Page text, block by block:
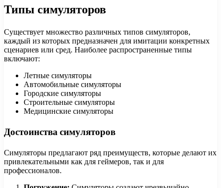
Типы симуляторов
Существует множество различных типов симуляторов,
каждый из которых предназначен для имитации конкретных
сценариев или сред. Наиболее распространенные типы
включают:
Летные симуляторы
Автомобильные симуляторы
Городские симуляторы
Строительные симуляторы
Медицинские симуляторы
Достоинства симуляторов
Симуляторы предлагают ряд преимуществ, которые делают их
привлекательными как для геймеров, так и для
профессионалов.